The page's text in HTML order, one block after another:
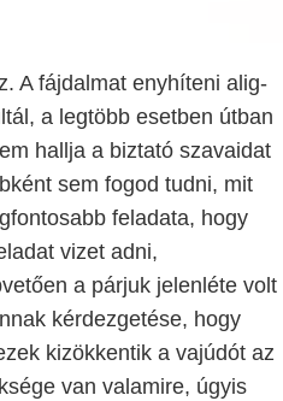
A fájdalmat enyhíteni alig-
a legtöbb esetben útban
hallja a biztató szavaidat
sem fogod tudni, mit
feladata, hogy
vizet adni,
a párjuk jelenléte volt
kérdezgetése, hogy
kizökkentik a vajúdót az
van valamire, úgyis